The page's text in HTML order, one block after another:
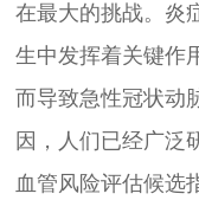
在最大的挑战。炎
生中发挥着关键作
而导致急性冠状动
因，人们已经广泛
血管风险评估候选